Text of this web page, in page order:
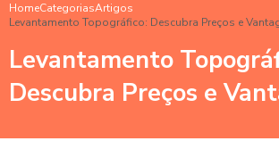
HomeCategoriasArtigos
Levantamento Topográfico: Descubra Preços e
Levantamento
Descubra Preços e